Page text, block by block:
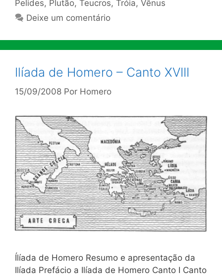
Pelides, Plutão, Teucros, Tróia, Vênus
Deixe um comentário
Ilíada de Homero – Canto XVIII
15/09/2008 Por Homero
Ílíada de Homero Resumo e apresentação da
Ilíada Prefácio a Ilíada de Homero Canto I Canto